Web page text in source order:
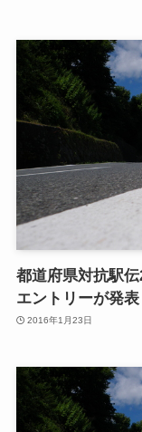
都道府県対抗駅
エントリーが発表
2016年1月23日